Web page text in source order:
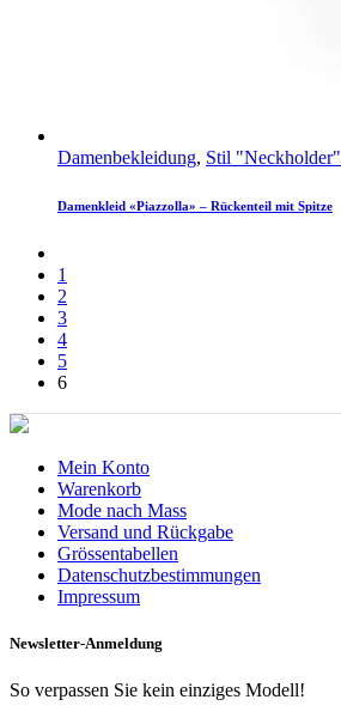
Damenbekleidung, Stil "Neckholder"
Damenkleid «Piazzolla» – Rückenteil mit Spitze
1
2
3
4
5
6
Mein Konto
Warenkorb
Mode nach Mass
Versand und Rückgabe
Grössentabellen
Datenschutzbestimmungen
Impressum
Newsletter-Anmeldung
So verpassen Sie kein einziges Modell!